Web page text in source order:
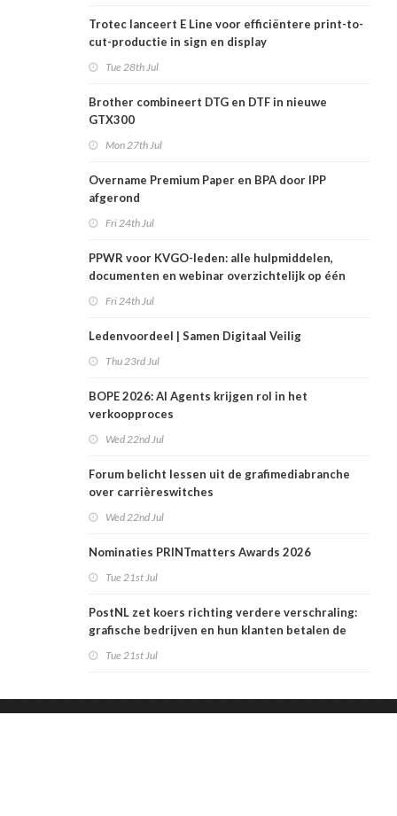
Trotec lanceert E Line voor efficiëntere print-to-
cut-productie in sign en display
Tue 28th Jul
Brother combineert DTG en DTF in nieuwe
GTX300
Mon 27th Jul
Overname Premium Paper en BPA door IPP
afgerond
Fri 24th Jul
PPWR voor KVGO-leden: alle hulpmiddelen,
documenten en webinar overzichtelijk op één
Fri 24th Jul
Ledenvoordeel | Samen Digitaal Veilig
Thu 23rd Jul
BOPE 2026: AI Agents krijgen rol in het
verkoopproces
Wed 22nd Jul
Forum belicht lessen uit de grafimediabranche
over carrièreswitches
Wed 22nd Jul
Nominaties PRINTmatters Awards 2026
Tue 21st Jul
PostNL zet koers richting verdere verschraling:
grafische bedrijven en hun klanten betalen de
Tue 21st Jul